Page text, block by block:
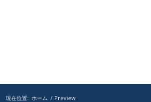
現在位置: ホーム / Preview